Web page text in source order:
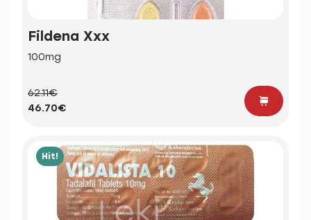
Fildena Xxx
100mg
62.11€
46.70€
Hit!